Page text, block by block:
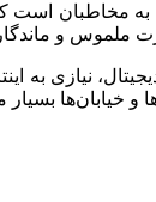
مخاطبان است
ملموس و
نیازی
بسیار